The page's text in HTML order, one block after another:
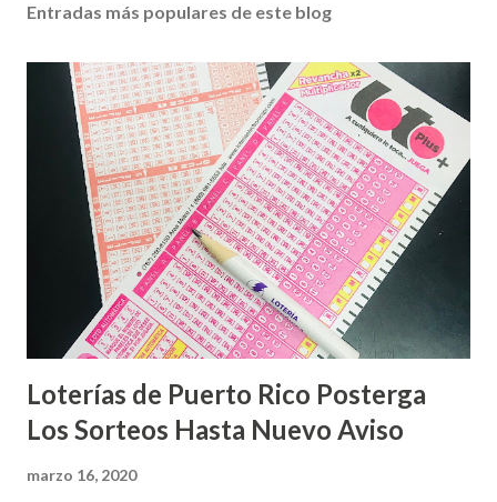
Entradas más populares de este blog
Loterías de Puerto Rico Posterga
Los Sorteos Hasta Nuevo Aviso
marzo 16, 2020